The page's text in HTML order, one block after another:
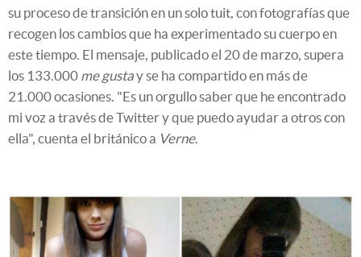
su proceso de transición en un solo tuit, con fotografías que
recogen los cambios que ha experimentado su cuerpo en
este tiempo. El mensaje, publicado el 20 de marzo, supera
los 133.000 me gustay se ha compartido en más de
21.000 ocasiones. "Es un orgullo saber que he encontrado
mi voz a través de Twitter y que puedo ayudar a otros con
ella", cuenta el británico a Verne.